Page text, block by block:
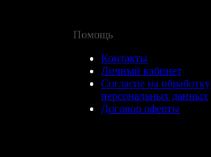
Помощь
Контакты
Личный кабинет
Согласие на обработку
персональных данных
Договор оферты